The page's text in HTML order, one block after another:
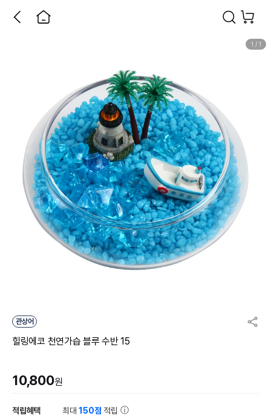
1 / 1
관상어
힐링에코 천연가습 블루 수반 15
10,800원
적립혜택 최대150점 적립